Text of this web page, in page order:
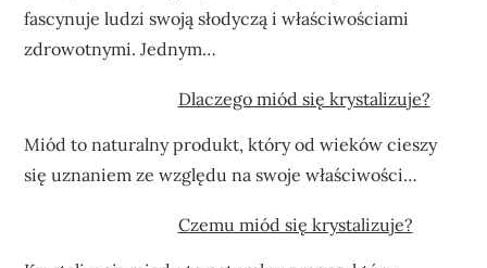
fascynuje ludzi swoją słodyczą i właściwościami
zdrowotnymi. Jednym…
Dlaczego miód się krystalizuje?
Miód to naturalny produkt, który od wieków cieszy
się uznaniem ze względu na swoje właściwości…
Czemu miód się krystalizuje?